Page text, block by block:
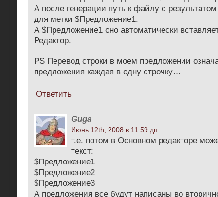
А после генерации путь к файлу с
для метки $Предложение1.
А $Предложение1 оно автоматически
Редактор.
PS Перевод строки в моем предложении
предложения каждая в одну строчку…
Ответить
Guga
Июнь 12th, 2008 в 11:59 дп
т.е. потом в Основном редакторе
текст:
$Предложение1
$Предложение2
$Предложение3
А предложения все будут написаны во